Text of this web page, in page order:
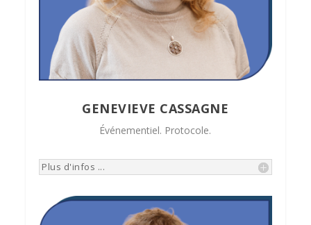
GENEVIEVE CASSAGNE
Événementiel. Protocole.
Plus d'infos ...